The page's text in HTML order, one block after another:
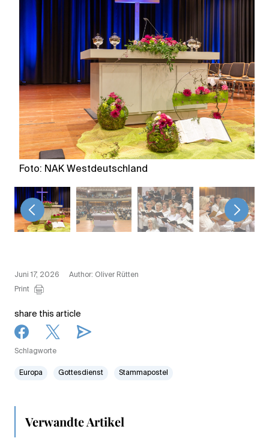
Foto: NAK Westdeutschland
< >
Juni 17, 2026
Author: Oliver Rütten
Print
share this article
Schlagworte
Europa Gottesdienst Stammapostel
Verwandte Artikel